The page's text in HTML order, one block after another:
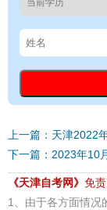
上一篇：天津2022
下一篇：2023年10
《天津自考网》 免责
1、由于各方面情况